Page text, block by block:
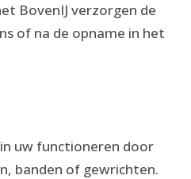
BovenIJ verzorgen de
of na de opname in het
uw functioneren door
banden of gewrichten.